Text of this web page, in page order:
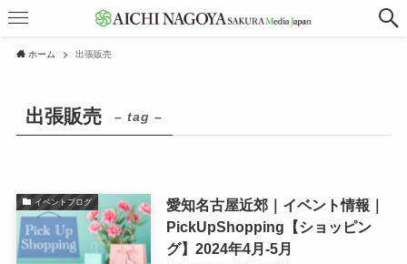
ホーム 出張販売
出張販売 – tag –
イベントブログ
愛知名古屋近郊｜イベント情報｜
PickUpShopping【ショッピン
グ】2024年4月-5月